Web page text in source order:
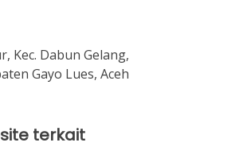
Kec. Dabun Gelang,
Gayo Lues, Aceh
terkait